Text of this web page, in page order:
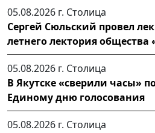
05.08.2026 г. Столица
Сергей Сюльский провел
летнего лектория общества
05.08.2026 г. Столица
В Якутске «сверили часы»
Единому дню голосования
05.08.2026 г. Столица